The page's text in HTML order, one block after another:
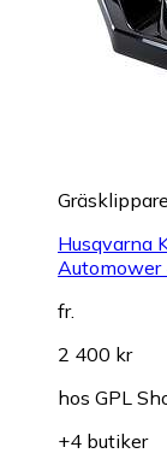
Husqvarna
fr.
2 400 kr
hos GPL
+4 butiker